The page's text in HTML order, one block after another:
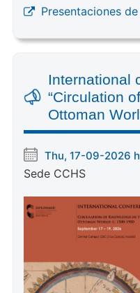
Presentaciones
International
“Circulation
Ottoman
Thu, 17-09-2026
Sede CCHS